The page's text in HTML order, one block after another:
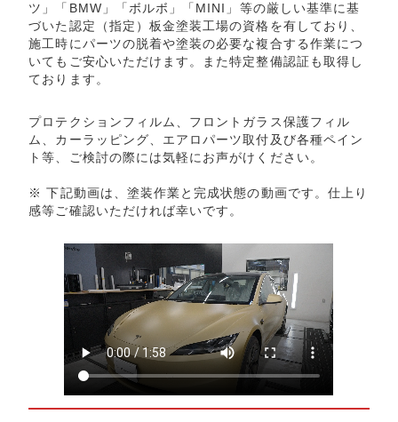
ツ」「BMW」「ボルボ」「MINI」等の厳しい基準に基
づいた認定（指定）板金塗装工場の資格を有しており、
施工時にパーツの脱着や塗装の必要な複合する作業につ
いてもご安心いただけます。また特定整備認証も取得し
ております。
プロテクションフィルム、フロントガラス保護フィル
ム、カーラッピング、エアロパーツ取付及び各種ペイン
ト等、ご検討の際には気軽にお声がけください。
※ 下記動画は、塗装作業と完成状態の動画です。仕上り
感等ご確認いただければ幸いです。